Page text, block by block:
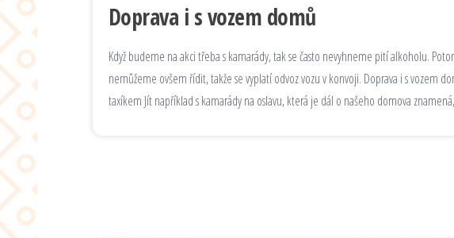
Doprava i s vozem domů
Když budeme na akci třeba s kamarády, tak se často nevyhneme pití alkoholu.
nemůžeme ovšem řídit, takže se vyplatí odvoz vozu v konvoji. Doprava i s vozem
taxíkem Jít například s kamarády na oslavu, která je dál o našeho domova